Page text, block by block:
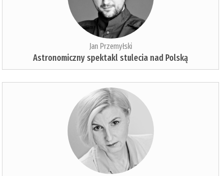
Jan Przemyłski
Astronomiczny spektakl stulecia nad Polską